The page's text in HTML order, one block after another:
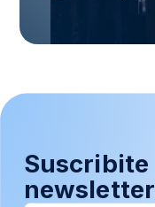
Suscribite
newsletter